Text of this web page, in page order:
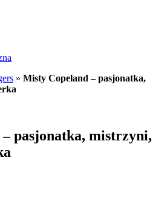
» Misty Copeland – pasjonatka,
pasjonatka, mistrzyni,